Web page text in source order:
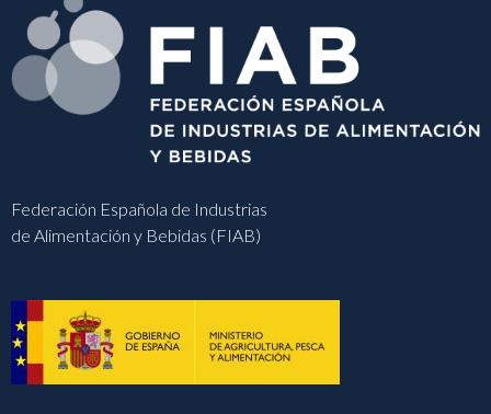
Federación Española de Industrias
de Alimentación y Bebidas (FIAB)